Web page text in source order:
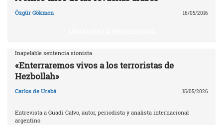
Özgür Gökmen 16/05/2016
Inapelable sentencia sionista
«Enterraremos vivos a los terroristas de
Hezbollah»
Carlos de Urabá 15/05/2026
Entrevista a Guadi Calvo, autor, periodista y analista internacional
argentino